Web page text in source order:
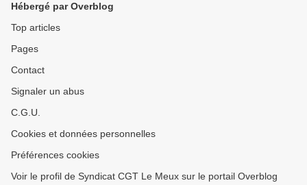
Hébergé par Overblog
Top articles
Pages
Contact
Signaler un abus
C.G.U.
Cookies et données personnelles
Préférences cookies
Voir le profil de Syndicat CGT Le Meux sur le portail Overblog